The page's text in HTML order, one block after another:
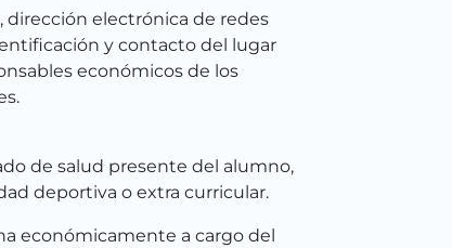
electrónica de redes
y contacto del lugar
económicos de los
de salud presente del alumno,
deportiva o extra curricular.
económicamente a cargo del